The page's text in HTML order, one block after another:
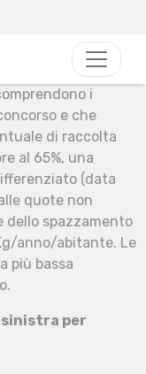
i
e che
di raccolta
al 65%, una
(data
quote non
dello spazzamento
anno/abitante. Le
più bassa
per